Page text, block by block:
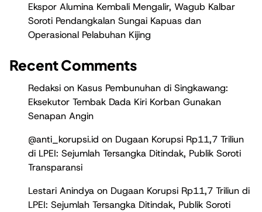
Ekspor Alumina Kembali Mengalir, Wagub Kalbar
Soroti Pendangkalan Sungai Kapuas dan
Operasional Pelabuhan Kijing
Recent Comments
Redaksi on Kasus Pembunuhan di Singkawang:
Eksekutor Tembak Dada Kiri Korban Gunakan
Senapan Angin
@anti_korupsi.id on Dugaan Korupsi Rp11,7 Triliun
di LPEI: Sejumlah Tersangka Ditindak, Publik Soroti
Transparansi
Lestari Anindya on Dugaan Korupsi Rp11,7 Triliun di
LPEI: Sejumlah Tersangka Ditindak, Publik Soroti